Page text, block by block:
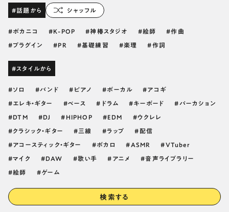
#話題から シャッフル
ボカニコ K-POP 神椿スタジオ 絵師 作曲
プラグイン PR 基礎練習 楽理 作詞
#スタイルから
ソロ バンド ピアノ ボーカル アコギ
エレキ・ギター ベース ドラム キーボード パーカション
DTM DJ HIPHOP EDM ウクレレ
クラシック・ギター 三線 ラップ 配信
アコースティック・ギター ボカロ ASMR VTuber
マイク DAW 歌い手 アニメ 音声ライブラリー
絵師 ゲーム
検索する